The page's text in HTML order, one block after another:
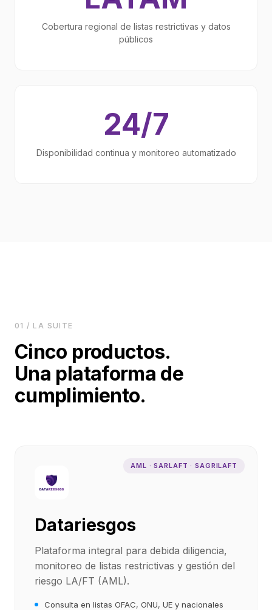
Cobertura regional de listas restrictivas y datos
públicos
24/7
Disponibilidad continua y monitoreo automatizado
01 / LA SUITE
Cinco productos.
Una plataforma de
cumplimiento.
AML · SARLAFT · SAGRILAFT
Datariesgos
Plataforma integral para debida diligencia,
monitoreo de listas restrictivas y gestión del
riesgo LA/FT (AML).
Consulta en listas OFAC, ONU, UE y nacionales